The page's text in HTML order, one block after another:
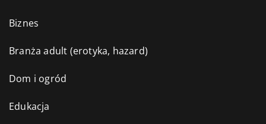
Biznes
Branża adult (erotyka, hazard)
Dom i ogród
Edukacja